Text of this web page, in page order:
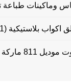
وماكينات طباعة
اكواب بلاستيكية (1)
المهندس منسي